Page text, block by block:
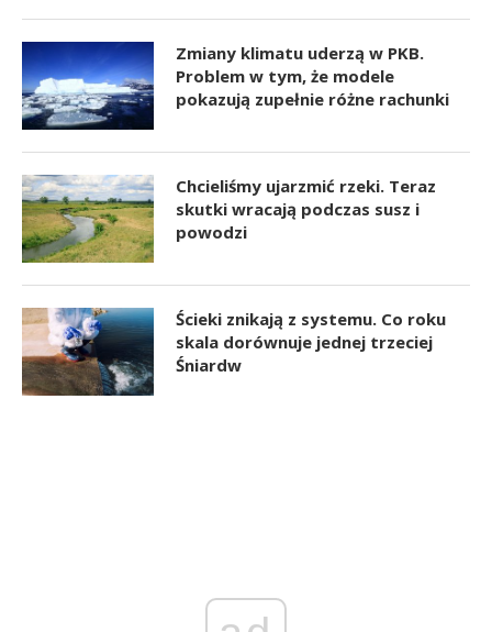
Zmiany klimatu uderzą w PKB.
Problem w tym, że modele
pokazują zupełnie różne rachunki
Chcieliśmy ujarzmić rzeki. Teraz
skutki wracają podczas susz i
powodzi
Ścieki znikają z systemu. Co roku
skala dorównuje jednej trzeciej
Śniardw